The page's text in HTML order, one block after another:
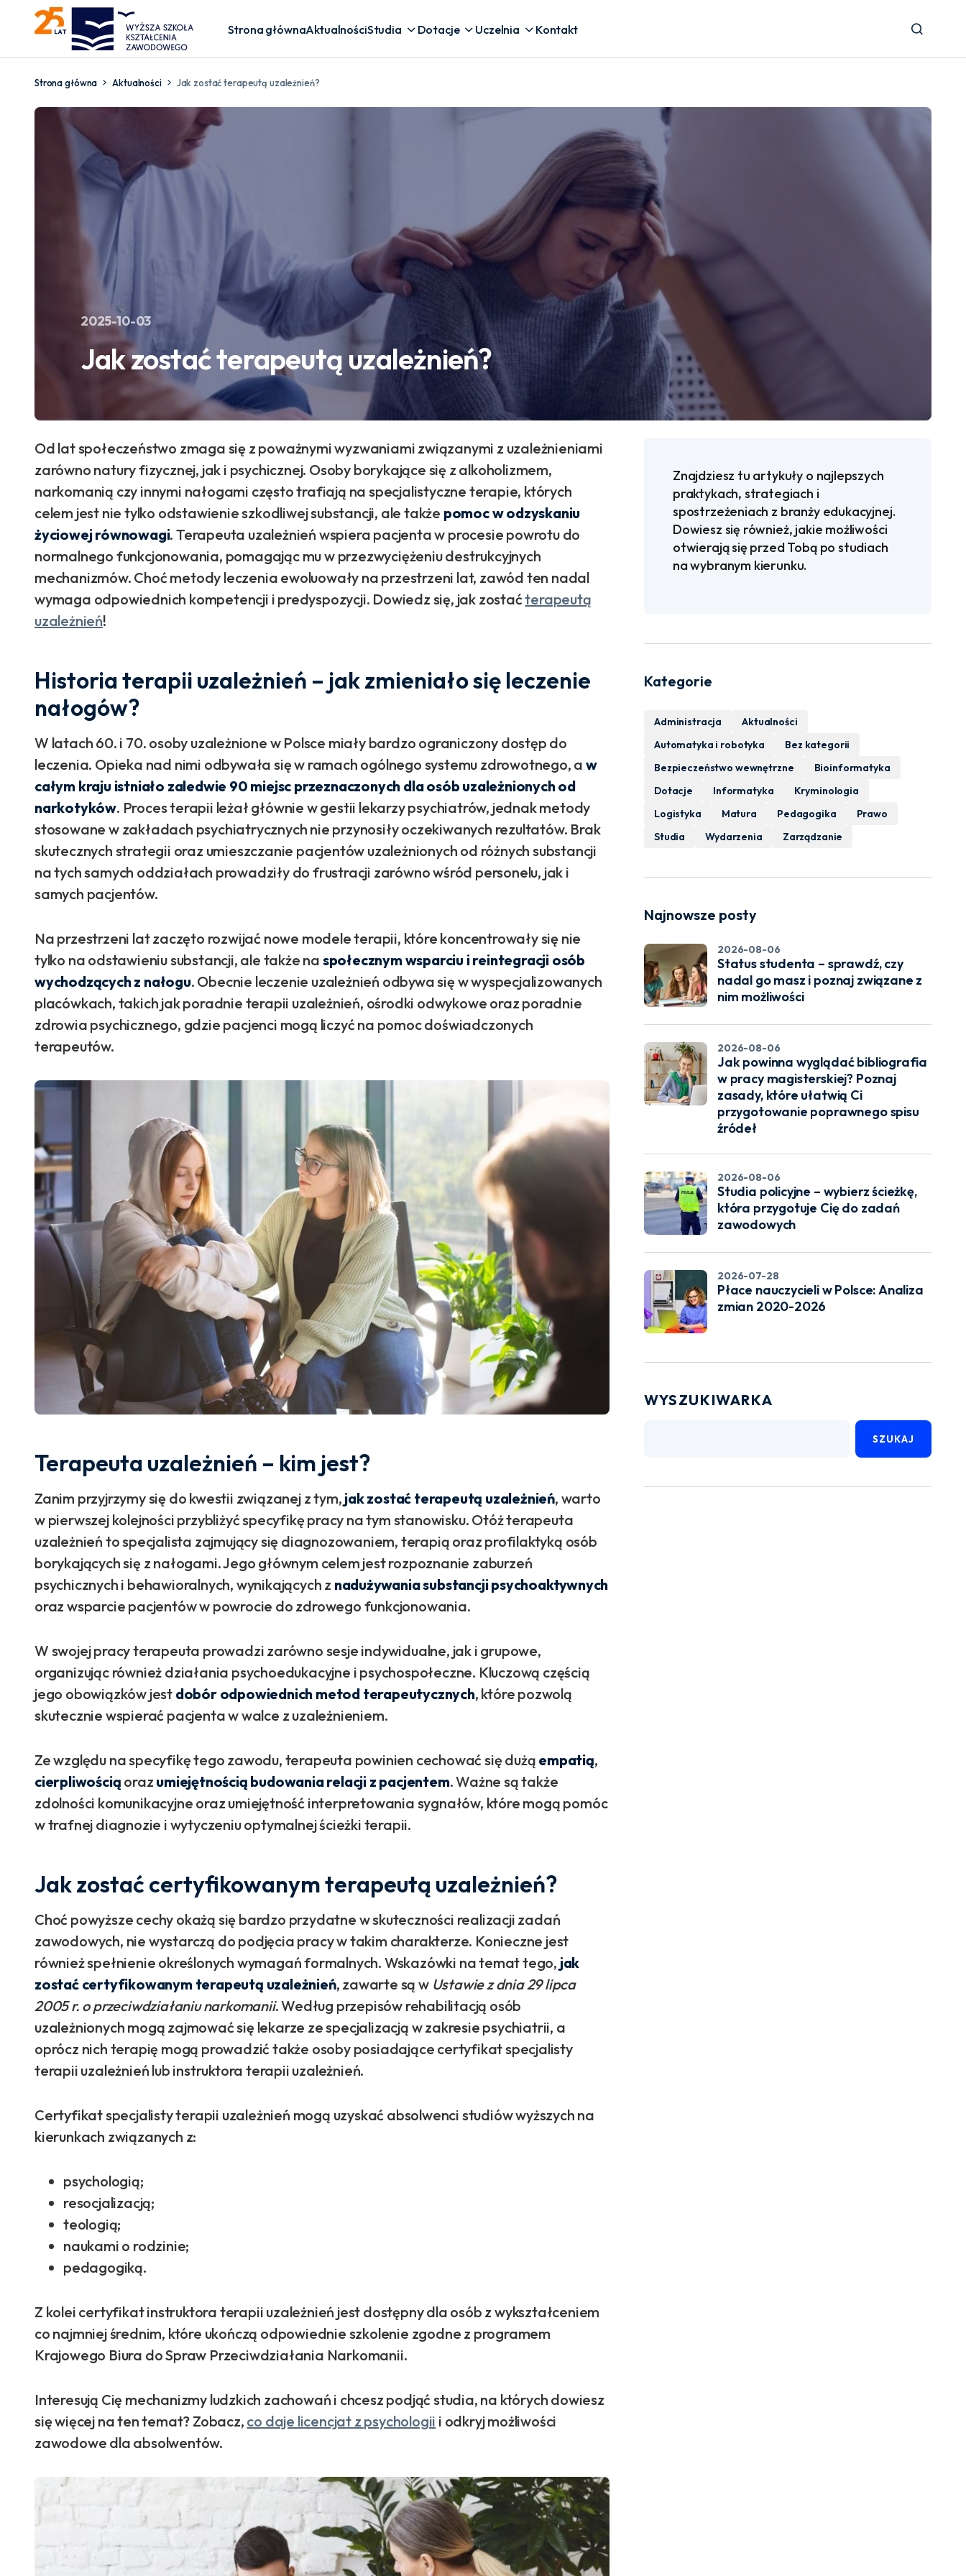
Strona głównaAktualnościStudia Dotacje Uczelnia Kontakt
Strona główna Aktualności Jak zostać terapeutą uzależnień?
2025-10-03
Jak zostać terapeutą uzależnień?
Od lat społeczeństwo zmaga się z poważnymi wyzwaniami związanymi z uzależnieniami
zarówno natury fizycznej, jak i psychicznej. Osoby borykające się z alkoholizmem,
narkomanią czy innymi nałogami często trafiają na specjalistyczne terapie, których
celem jest nie tylko odstawienie szkodliwej substancji, ale także pomoc w odzyskaniu
życiowej równowagi. Terapeuta uzależnień wspiera pacjenta w procesie powrotu do
normalnego funkcjonowania, pomagając mu w przezwyciężeniu destrukcyjnych
mechanizmów. Choć metody leczenia ewoluowały na przestrzeni lat, zawód ten nadal
wymaga odpowiednich kompetencji i predyspozycji. Dowiedz się, jak zostaćterapeutą
uzależnień!
Historia terapii uzależnień – jak zmieniało się leczenie
nałogów?
W latach 60. i 70. osoby uzależnione w Polsce miały bardzo ograniczony dostęp do
leczenia. Opieka nad nimi odbywała się w ramach ogólnego systemu zdrowotnego, a w
całym kraju istniało zaledwie 90 miejsc przeznaczonych dla osób uzależnionych od
narkotyków. Proces terapii leżał głównie w gestii lekarzy psychiatrów, jednak metody
stosowane w zakładach psychiatrycznych nie przynosiły oczekiwanych rezultatów. Brak
skutecznych strategii oraz umieszczanie pacjentów uzależnionych od różnych substancji
na tych samych oddziałach prowadziły do frustracji zarówno wśród personelu, jak i
samych pacjentów.
Na przestrzeni lat zaczęto rozwijać nowe modele terapii, które koncentrowały się nie
tylko na odstawieniu substancji, ale także na społecznym wsparciu i reintegracji osób
wychodzących z nałogu. Obecnie leczenie uzależnień odbywa się w wyspecjalizowanych
placówkach, takich jak poradnie terapii uzależnień, ośrodki odwykowe oraz poradnie
zdrowia psychicznego, gdzie pacjenci mogą liczyć na pomoc doświadczonych
terapeutów.
Terapeuta uzależnień – kim jest?
Zanim przyjrzymy się do kwestii związanej z tym, jak zostać terapeutą uzależnień, warto
w pierwszej kolejności przybliżyć specyfikę pracy na tym stanowisku. Otóż terapeuta
uzależnień to specjalista zajmujący się diagnozowaniem, terapią oraz profilaktyką osób
borykających się z nałogami. Jego głównym celem jest rozpoznanie zaburzeń
psychicznych i behawioralnych, wynikających z nadużywania substancji psychoaktywnych
oraz wsparcie pacjentów w powrocie do zdrowego funkcjonowania.
W swojej pracy terapeuta prowadzi zarówno sesje indywidualne, jak i grupowe,
organizując również działania psychoedukacyjne i psychospołeczne. Kluczową częścią
jego obowiązków jest dobór odpowiednich metod terapeutycznych, które pozwolą
skutecznie wspierać pacjenta w walce z uzależnieniem.
Ze względu na specyfikę tego zawodu, terapeuta powinien cechować się dużą empatią,
cierpliwością oraz umiejętnością budowania relacji z pacjentem. Ważne są także
zdolności komunikacyjne oraz umiejętność interpretowania sygnałów, które mogą pomóc
w trafnej diagnozie i wytyczeniu optymalnej ścieżki terapii.
Jak zostać certyfikowanym terapeutą uzależnień?
Choć powyższe cechy okażą się bardzo przydatne w skuteczności realizacji zadań
zawodowych, nie wystarczą do podjęcia pracy w takim charakterze. Konieczne jest
również spełnienie określonych wymagań formalnych. Wskazówki na temat tego, jak
zostać certyfikowanym terapeutą uzależnień, zawarte są wUstawie z dnia 29 lipca
2005 r. o przeciwdziałaniu narkomanii. Według przepisów rehabilitacją osób
uzależnionych mogą zajmować się lekarze ze specjalizacją w zakresie psychiatrii, a
oprócz nich terapię mogą prowadzić także osoby posiadające certyfikat specjalisty
terapii uzależnień lub instruktora terapii uzależnień.
Certyfikat specjalisty terapii uzależnień mogą uzyskać absolwenci studiów wyższych na
kierunkach związanych z:
psychologią;
resocjalizacją;
teologią;
naukami o rodzinie;
pedagogiką.
Z kolei certyfikat instruktora terapii uzależnień jest dostępny dla osób z wykształceniem
co najmniej średnim, które ukończą odpowiednie szkolenie zgodne z programem
Krajowego Biura do Spraw Przeciwdziałania Narkomanii.
Interesują Cię mechanizmy ludzkich zachowań i chcesz podjąć studia, na których dowiesz
się więcej na ten temat? Zobacz, co daje licencjat z psychologii i odkryj możliwości
zawodowe dla absolwentów.
Znajdziesz tu artykuły o najlepszych
praktykach, strategiach i
spostrzeżeniach z branży edukacyjnej.
Dowiesz się również, jakie możliwości
otwierają się przed Tobą po studiach
na wybranym kierunku.
Kategorie
Administracja
Aktualności
Automatyka i robotyka
Bez kategorii
Bezpieczeństwo wewnętrzne
Bioinformatyka
Dotacje
Informatyka
Kryminologia
Logistyka
Matura Pedagogika
Prawo
Studia
Wydarzenia Zarządzanie
Najnowsze posty
Status studenta – sprawdź, czy
nadal go masz i poznaj związane z
nim możliwości
2026-08-06
Jak powinna wyglądać bibliografia
w pracy magisterskiej? Poznaj
zasady, które ułatwią Ci
przygotowanie poprawnego spisu
źródeł
2026-08-06
Studia policyjne – wybierz ścieżkę,
która przygotuje Cię do zadań
zawodowych
2026-08-06
Płace nauczycieli w Polsce: Analiza
zmian 2020-2026
2026-07-28
WYSZUKIWARKA
SZUKAJ